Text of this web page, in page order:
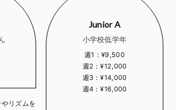
リズムを
Junior A
小学校低学年
週1：¥9,500
週2：¥12,000
週3：¥14,000
週4：¥16,000